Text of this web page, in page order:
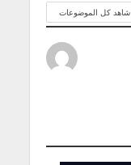
شاهد كل الموضوعات